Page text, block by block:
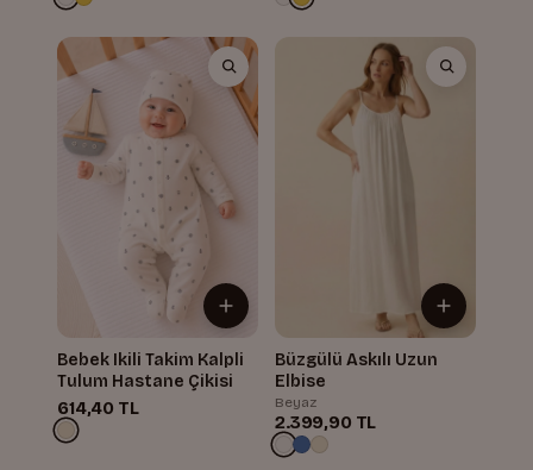
Bebek Ikili Takim Kalpli
Tulum Hastane Çikisi
614,40 TL
Büzgülü Askılı Uzun
Elbise
Beyaz
2.399,90 TL